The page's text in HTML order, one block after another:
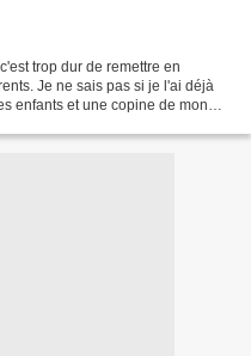
trop dur de remettre en
Je ne sais pas si je l'ai déjà
enfants et une copine de mon